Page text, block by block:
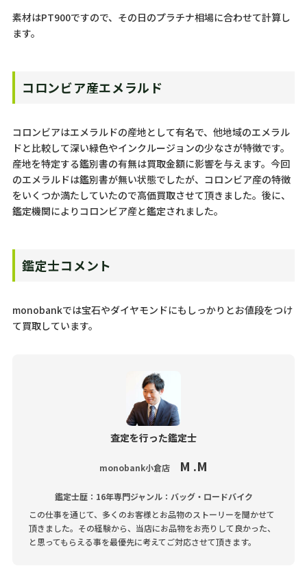
素材はPT900ですので、その日のプラチナ相場に合わせて計算し
ます。
コロンビア産エメラルド
コロンビアはエメラルドの産地として有名で、他地域のエメラル
ドと比較して深い緑色やインクルージョンの少なさが特徴です。
産地を特定する鑑別書の有無は買取金額に影響を与えます。今回
のエメラルドは鑑別書が無い状態でしたが、コロンビア産の特徴
をいくつか満たしていたので高価買取させて頂きました。後に、
鑑定機関によりコロンビア産と鑑定されました。
鑑定士コメント
monobankでは宝石やダイヤモンドにもしっかりとお値段をつけ
て買取しています。
査定を行った鑑定士
monobank小倉店 M .M
鑑定士歴：16年専門ジャンル：バッグ・ロードバイク
この仕事を通じて、多くのお客様とお品物のストーリーを聞かせて
頂きました。その経験から、当店にお品物をお売りして良かった、
と思ってもらえる事を最優先に考えてご対応させて頂きます。